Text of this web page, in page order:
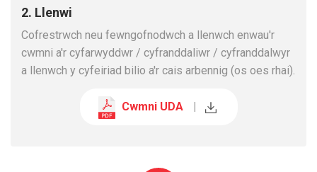
2. Llenwi
Cofrestrwch neu fewngofnodwch a llenwch enwau'r
cwmni a'r cyfarwyddwr / cyfranddaliwr / cyfranddalwyr
a llenwch y cyfeiriad bilio a'r cais arbennig (os oes rhai).
Cwmni UDA |